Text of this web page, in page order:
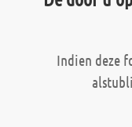
Indien deze